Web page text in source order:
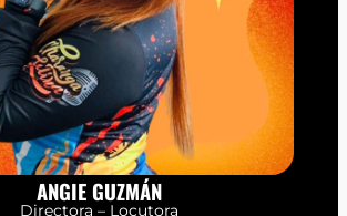
ANGIE GUZMÁN
Directora – Locutora